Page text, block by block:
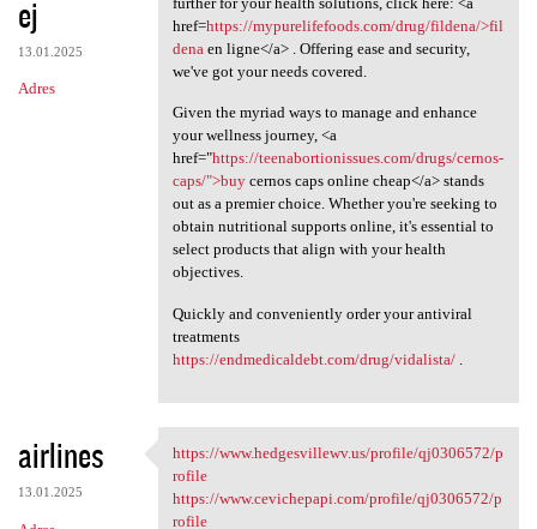
ej
13.01.2025
Adres
href=https://mypurelifefoods.com/drug/fildena/>fil
dena en ligne</a> . Offering ease and security,
we've got your needs covered.
Given the myriad ways to manage and enhance
your wellness journey, <a
href="https://teenabortionissues.com/drugs/cernos-
caps/">buycernos caps online cheap</a> stands
out as a premier choice. Whether you're seeking to
obtain nutritional supports online, it's essential to
select products that align with your health
objectives.
Quickly and conveniently order your antiviral
treatments
https://endmedicaldebt.com/drug/vidalista/.
airlines
13.01.2025
https://www.hedgesvillewv.us
https://www.hedgesvillewv.us/profile/qj0306572/p
rofile
https://www.cevichepapi.com/profile/qj0306572/p
rofile